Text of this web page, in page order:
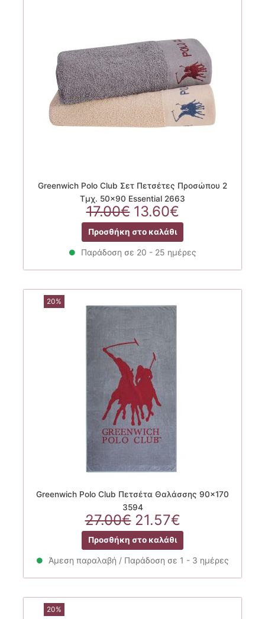
Greenwich Polo Club Σετ Πετσέτες Προσώπου 2
Τμχ. 50×90 Essential 2663
17.00€ Original
price
was:
17.00€.
13.60€Η
τρέχουσα
τιμή
είναι:
13.60€.
Προσθήκη στο καλάθι
Παράδοση σε 20 - 25 ημέρες
20%
Greenwich Polo Club Πετσέτα Θαλάσσης 90×170
3594
27.00€ Original
price
was:
27.00€.
21.57€Η
τρέχουσα
τιμή
είναι:
Προσθήκη στο καλάθι
Άμεση παραλαβή / Παράδοση σε 1 - 3 ημέρες
20%